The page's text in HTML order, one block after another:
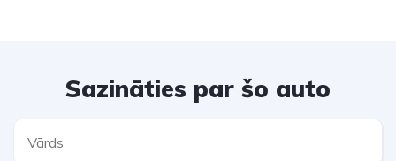
Sazināties par šo auto